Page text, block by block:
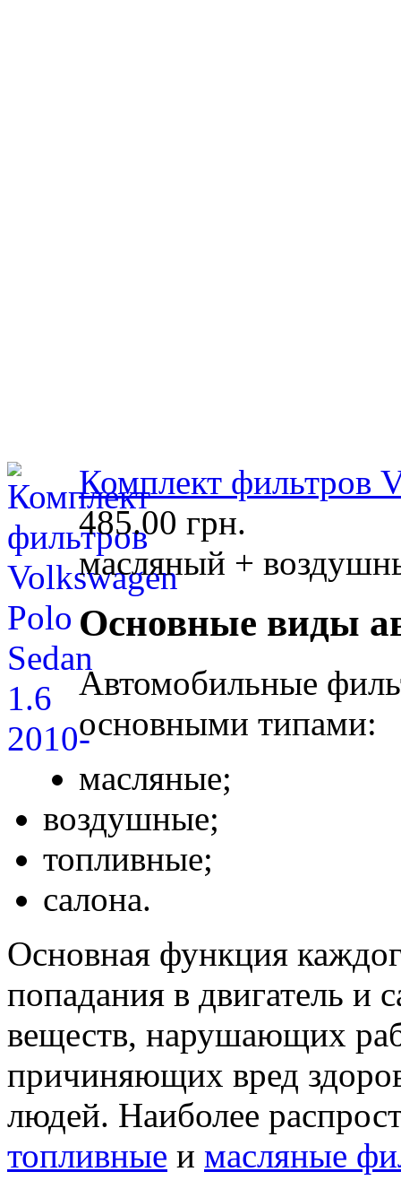
Комплект фильтров
485.00 грн.
масляный +
Основные виды
Автомобильные
основными типами:
масляные;
воздушные;
топливные;
салона.
Основная функция
попадания в двигатель и
веществ, нарушающих
причиняющих вред
людей. Наиболее
топливные и масляные